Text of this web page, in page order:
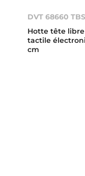
DVT 68660 TBS
Hotte tête
tactile
cm